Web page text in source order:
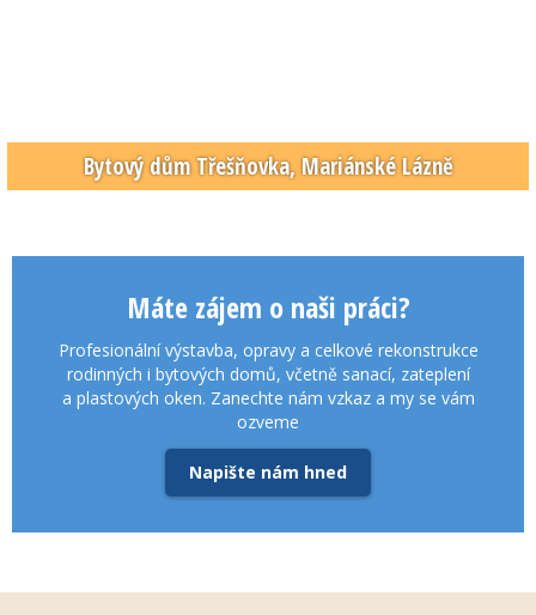
Bytový dům Třešňovka, Mariánské Lázně
Máte zájem o naši práci?
Profesionální výstavba, opravy a celkové rekonstrukce
rodinných i bytových domů, včetně sanací, zateplení
a plastových oken. Zanechte nám vzkaz a my se vám
ozveme
Napište nám hned